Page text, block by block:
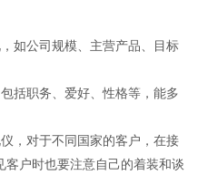
公司规模、主营产品、目标
职务、爱好、性格等，能多
对于不同国家的客户，在接
户时也要注意自己的着装和谈